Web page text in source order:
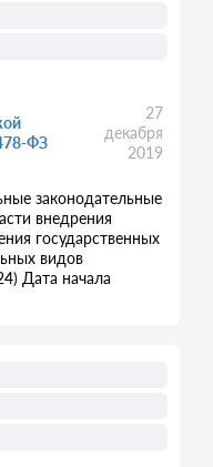
ФЗ
27
декабря
2019
законодательные
внедрения
государственных
видов
Дата начала